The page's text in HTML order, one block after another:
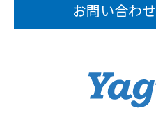
お問い合わ